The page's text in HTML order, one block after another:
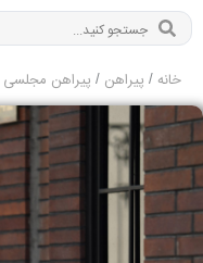
خانه / پیراهن / پیراهن مجلسی